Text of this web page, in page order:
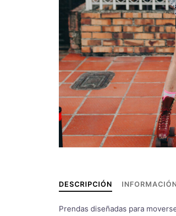
DESCRIPCIÓN
Prendas diseñadas para